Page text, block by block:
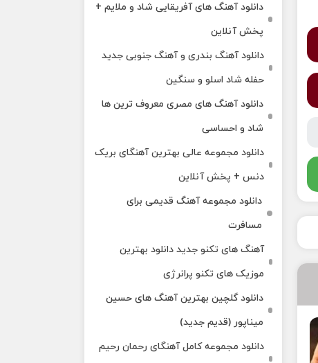
دانلود آهنگ های آفریقایی شاد و ملایم +
پخش آنلاین
دانلود آهنگ بندری و آهنگ جنوبی جدید
حفله شاد اسلو و سنگین
دانلود آهنگ های مصری معروف ترین ها
شاد و احساسی
دانلود مجموعه عالی بهترین آهنگای بریک
دنس + پخش آنلاین
دانلود مجموعه آهنگ قدیمی برای
مسافرت
آهنگ های تکنو جدید دانلود بهترین
موزیک های تکنو پرانرژی
دانلود گلچین بهترین آهنگ های حسین
میناپور (قدیم جدید)
دانلود مجموعه کامل آهنگای رحمان رحیم